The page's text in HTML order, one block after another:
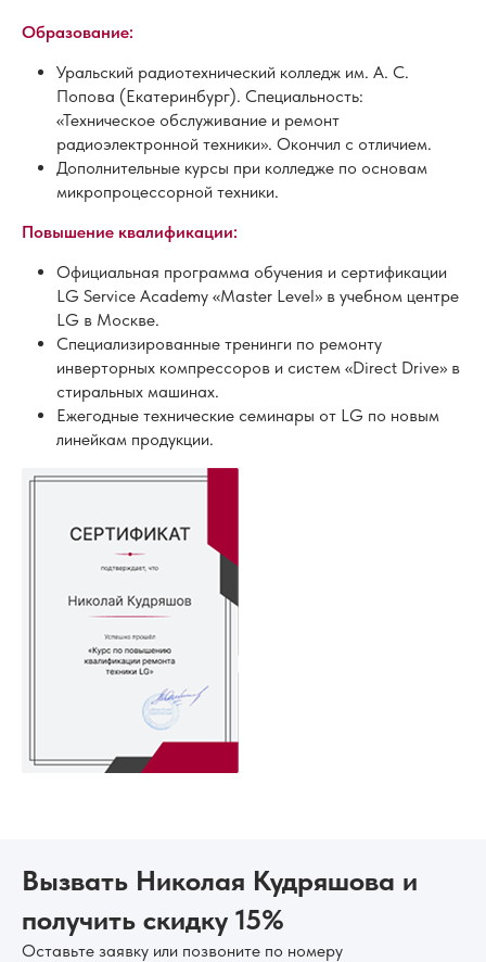
Образование:
Уральский радиотехнический колледж им. А. С.
Попова (Екатеринбург). Специальность:
«Техническое обслуживание и ремонт
радиоэлектронной техники». Окончил с отличием.
Дополнительные курсы при колледже по основам
микропроцессорной техники.
Повышение квалификации:
Официальная программа обучения и сертификации
LG Service Academy «Master Level» в учебном центре
LG в Москве.
Специализированные тренинги по ремонту
инверторных компрессоров и систем «Direct Drive» в
стиральных машинах.
Ежегодные технические семинары от LG по новым
линейкам продукции.
Вызвать Николая Кудряшова и
получить скидку 15%
Оставьте заявку или позвоните по номеру